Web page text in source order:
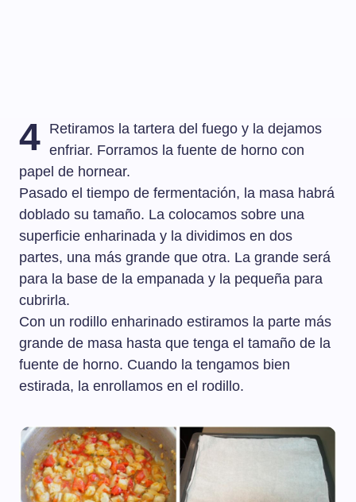
4 Retiramos la tartera del fuego y la dejamos
enfriar. Forramos la fuente de horno con
papel de hornear.
Pasado el tiempo de fermentación, la masa habrá
doblado su tamaño. La colocamos sobre una
superficie enharinada y la dividimos en dos
partes, una más grande que otra. La grande será
para la base de la empanada y la pequeña para
cubrirla.
Con un rodillo enharinado estiramos la parte más
grande de masa hasta que tenga el tamaño de la
fuente de horno. Cuando la tengamos bien
estirada, la enrollamos en el rodillo.